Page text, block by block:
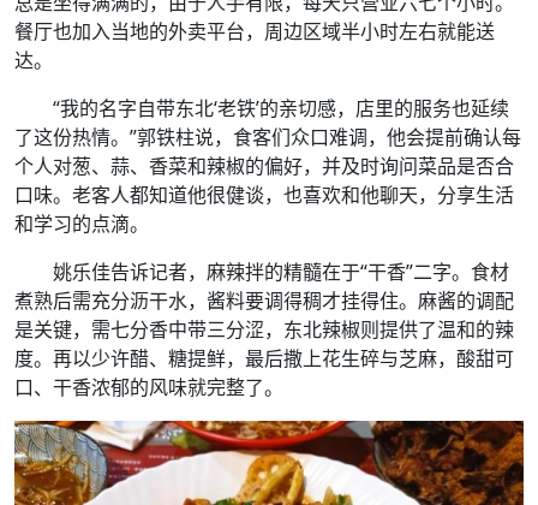
餐厅也加入当地的外卖平台，周边区域半小时左右就能送
达。
“我的名字自带东北‘老铁’的亲切感，店里的服务也延续
了这份热情。”郭铁柱说，食客们众口难调，他会提前确认每
个人对葱、蒜、香菜和辣椒的偏好，并及时询问菜品是否合
口味。老客人都知道他很健谈，也喜欢和他聊天，分享生活
和学习的点滴。
姚乐佳告诉记者，麻辣拌的精髓在于“干香”二字。食材
煮熟后需充分沥干水，酱料要调得稠才挂得住。麻酱的调配
是关键，需七分香中带三分涩，东北辣椒则提供了温和的辣
度。再以少许醋、糖提鲜，最后撒上花生碎与芝麻，酸甜可
口、干香浓郁的风味就完整了。